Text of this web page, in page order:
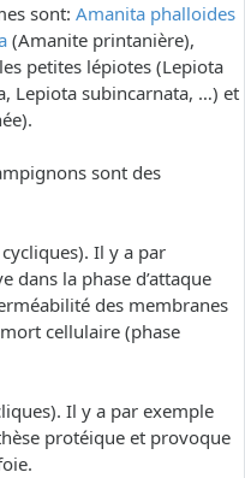
sont: Amanita phalloides
(Amanite printanière),
petites lépiotes (Lepiota
Lepiota subincarnata, …) et
sont des
Il y a par
dans la phase d’attaque
des membranes
cellulaire (phase
Il y a par exemple
protéique et provoque